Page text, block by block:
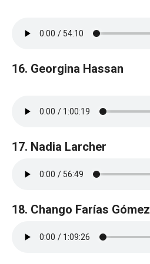
16. Georgina Hassan
17. Nadia Larcher
18. Chango Farías Gómez